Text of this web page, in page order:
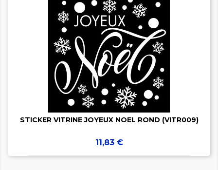


STICKER VITRINE JOYEUX NOEL ROND (VITR009)
Prix
11,83 €